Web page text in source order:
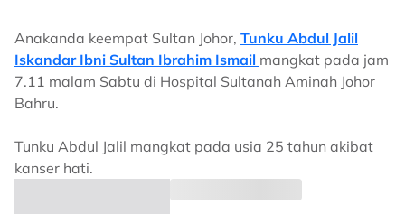
Anakanda keempat Sultan Johor, Tunku Abdul Jalil
Iskandar Ibni Sultan Ibrahim Ismail mangkat pada jam
7.11 malam Sabtu di Hospital Sultanah Aminah Johor
Bahru.
Tunku Abdul Jalil mangkat pada usia 25 tahun akibat
kanser hati.